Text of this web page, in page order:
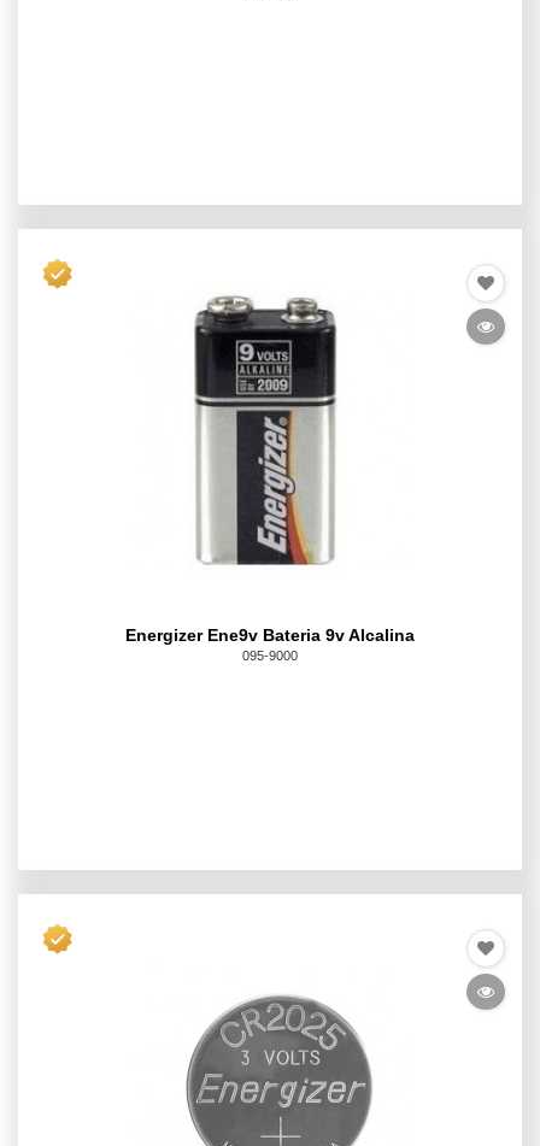
Energizer Ene9v Bateria 9v Alcalina
095-9000